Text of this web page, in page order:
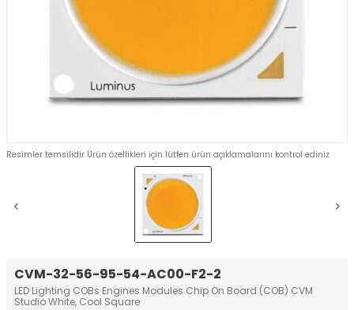
CVM-32-56-95-54-AC00-F2-2
LED Lighting COBs Engines Modules Chip On Board (COB) CVM
Studio White, Cool Square
Resimler temsilidir Ürün özellikleri için lütfen ürün açıklamalarını kontrol ediniz